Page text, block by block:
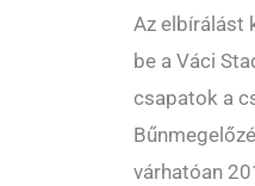
Az elbírálást
be a Váci
csapatok a
várhatóan